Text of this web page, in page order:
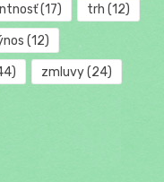
(17) trh (12)
(12)
zmluvy(24)